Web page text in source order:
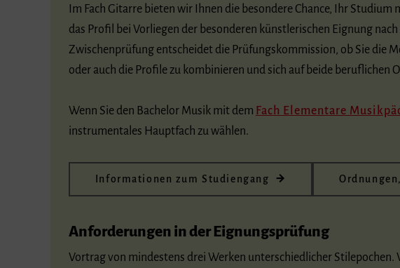
Im Fach Gitarre bieten wir Ihnen die besondere Chance, Ihr
das Profil bei Vorliegen der besonderen künstlerischen Eignung
Zwischenprüfung entscheidet die Prüfungskommission, ob Sie die
oder auch die Profile zu kombinieren und sich auf beide beruflichen
Wenn Sie den Bachelor Musik mit dem Fach Elementare
instrumentales Hauptfach zu wählen.
Informationen zum Studiengang
Anforderungen in der Eignungsprüfung
Vortrag von mindestens drei Werken unterschiedlicher Stilepochen.